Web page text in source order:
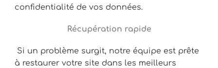
confidentialité de vos données.
Récupération rapide
Si un problème surgit, notre équipe est prête
à restaurer votre site dans les meilleurs